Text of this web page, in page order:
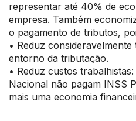
representar até 40% de
empresa. Também
o pagamento de tributos,
• Reduz
entorno da tributação.
• Reduz custos
Nacional não pagam INSS
mais uma economia